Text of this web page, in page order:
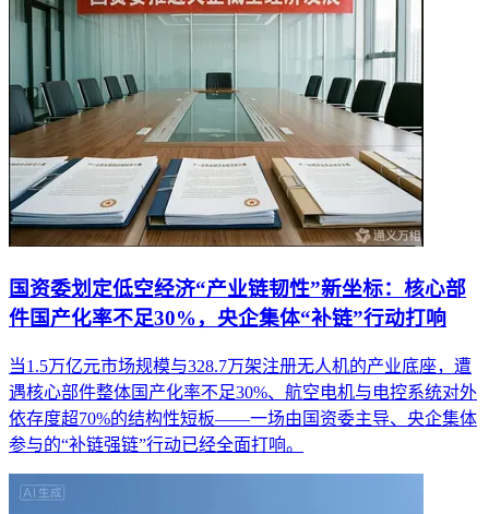
国资委划定低空经济“产业链韧性”新坐标：核心部
件国产化率不足30%，央企集体“补链”行动打响
当1.5万亿元市场规模与328.7万架注册无人机的产业底座，遭
遇核心部件整体国产化率不足30%、航空电机与电控系统对外
依存度超70%的结构性短板——一场由国资委主导、央企集体
参与的“补链强链”行动已经全面打响。